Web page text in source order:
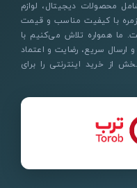
محصولات دیجیتال، لوازم
با کیفیت مناسب و قیمت
ما همواره تلاش می‌کنیم با
ارسال سریع، رضایت و اعتماد
از خرید اینترنتی را برای